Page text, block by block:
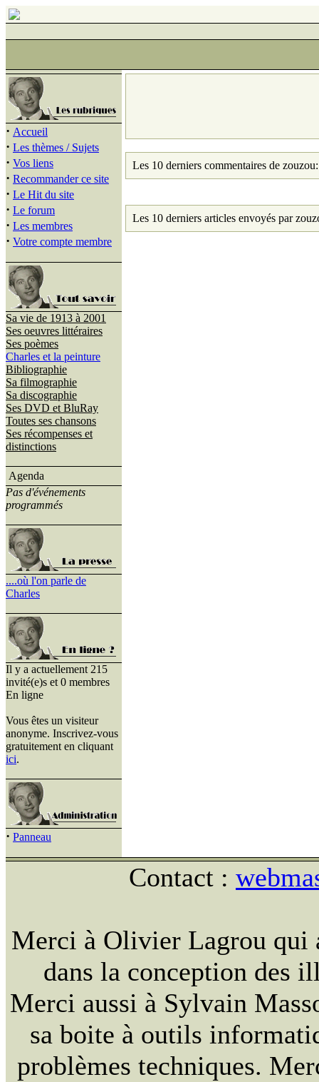
· Accueil
· Les thèmes / Sujets
· Vos liens
· Recommander ce site
· Le Hit du site
· Le forum
· Les membres
· Votre compte membre
Sa vie de 1913 à 2001
Ses oeuvres littéraires
Ses poèmes
Charles et la peinture
Bibliographie
Sa filmographie
Sa discographie
Ses DVD et BluRay
Toutes ses chansons
Ses récompenses et
distinctions
Agenda
Pas d'événements
programmés
....où l'on parle de
Charles
Il y a actuellement 215
invité(e)s et 0 membres
En ligne
Vous êtes un visiteur
anonyme. Inscrivez-vous
gratuitement en cliquant
ici.
· Panneau
Les 10 derniers commentaires de zouzou:
Les 10 derniers articles envoyés par
Contact :
Merci à Olivier Lagrou qui
dans la conception des
Merci aussi à Sylvain
sa boite à outils
problèmes techniques.